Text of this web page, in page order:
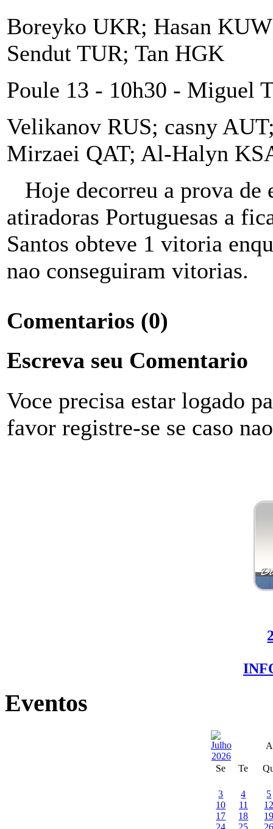
Boreyko UKR; Hasan
Sendut TUR; Tan HGK
Poule 13 - 10h30 - Miguel
Velikanov RUS; casny
Mirzaei QAT; Al-Halyn
Hoje decorreu a prova de
atiradoras Portuguesas a
Santos obteve 1 vitoria
nao conseguiram vitorias.
Comentarios (0)
Escreva seu Comentario
Voce precisa estar logado
favor registre-se se caso
Eventos
Se Te
3 4
5
10
11
17
18